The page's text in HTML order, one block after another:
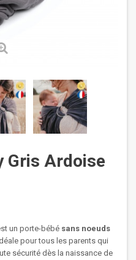
Gris Ardoise
un porte-bébé sans noeuds
pour tous les parents qui
sécurité dès la naissance de